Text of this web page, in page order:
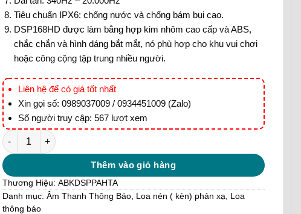
Tiêu chuẩn IPX6: chống nước và chống bám bụi cao.
DSP168HD được làm bằng hợp kim nhôm cao cấp và ABS,
chắc chắn và hình dáng bắt mắt, nó phù hợp cho khu vui chơi
hoặc công cộng tập trung nhiều người.
Liên hệ để có giá tốt nhất
Xin gọi số: 0989037009 / 0934451009 (Zalo)
Số người truy cập: 567 lượt xem
DSP168HD Loa nén chịu mọi thời tiết số lượng
Thêm vào giỏ hàng
Thương Hiệu: ABKDSPPAHTA
Danh mục: Âm Thanh Thông Báo, Loa nén ( kèn) phản xạ
Loa
thông báo